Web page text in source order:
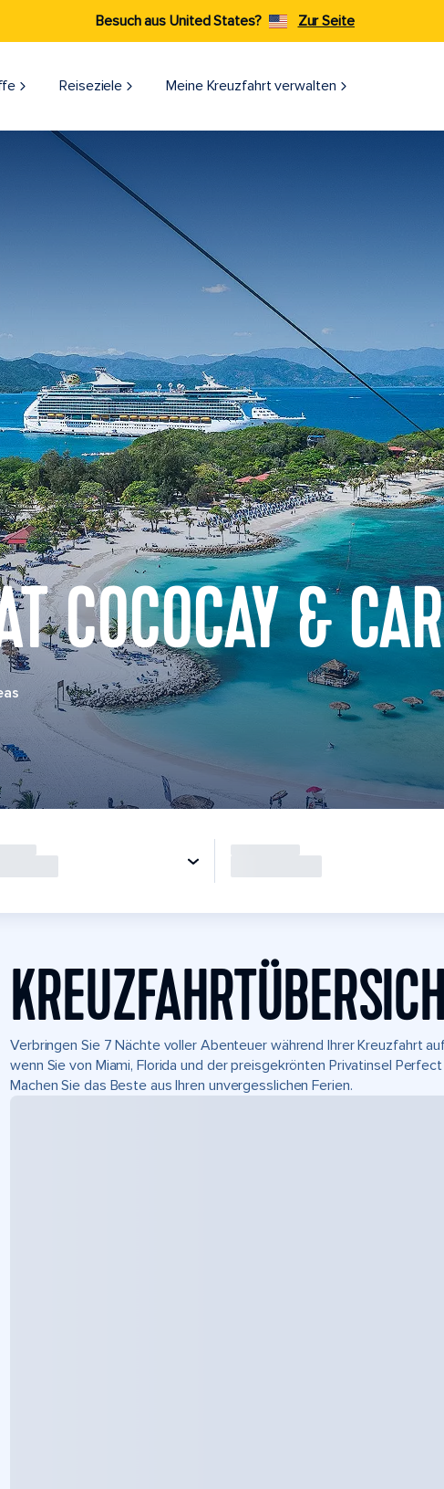
Besuch aus United States? Zur Seite
Reiseziele​ Meine Kreuzfahrt verwalten
COCOCAY &
Verbringen Sie 7 Nächte voller Abenteuer während Ihrer Kreuzfahrt
wenn Sie von Miami, Florida und der preisgekrönten Privatinsel
Machen Sie das Beste aus Ihren unvergesslichen Ferien.